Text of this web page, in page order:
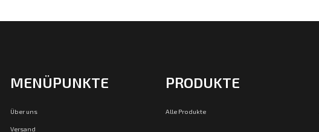
MENÜPUNKTE
Über uns
Versand
PRODUKTE
Alle Produkte